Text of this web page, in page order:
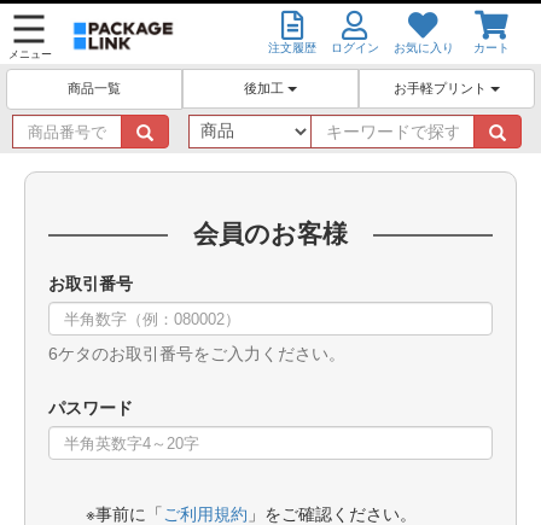
メニュー 注文履歴 ログイン お気に入り カート
商品一覧 後加工 お手軽プリント
商
品
番
キ
ー
ワ
会員のお客様
お取引番号
6ケタのお取引番号をご入力ください。
パスワード
※事前に「 ご利用規約 」をご確認ください。